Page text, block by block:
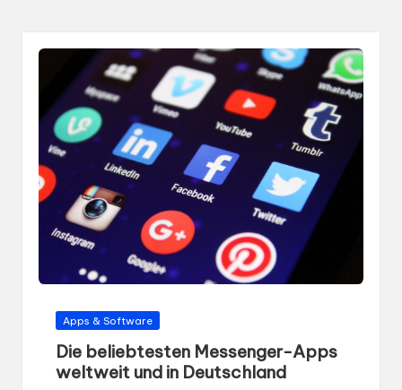
Gepostet
Apps & Software
Die beliebtesten Messenger-Apps
weltweit und in Deutschland